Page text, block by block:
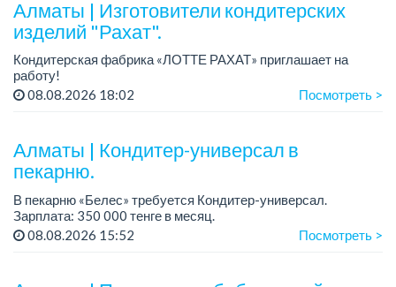
Алматы | Изготовители кондитерских
изделий "Рахат".
Кондитерская фабрика «ЛОТТЕ РАХАТ» приглашает на
работу!
График работы: сменный.
08.08.2026 18:02 Посмотреть >
Алматы | Кондитер-универсал в
пекарню.
В пекарню «Белес» требуется Кондитер-универсал.
Зарплата: 350 000 тенге в месяц.
График работы: 4/2, с 08.00 до 20.00.
08.08.2026 15:52 Посмотреть >